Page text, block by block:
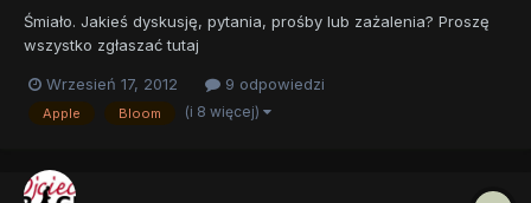
Śmiało. Jakieś dyskusję, pytania, prośby lub zażalenia? Proszę
wszystko zgłaszać tutaj
Wrzesień 17, 2012 9 odpowiedzi
Apple Bloom (i 8 więcej)